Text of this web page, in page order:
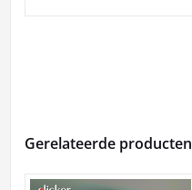
Gerelateerde producten